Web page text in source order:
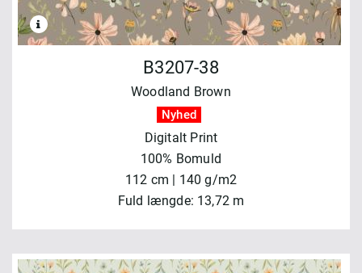
B3207-38
Woodland Brown
Nyhed
Digitalt Print
100% Bomuld
112 cm | 140 g/m2
Fuld længde: 13,72 m